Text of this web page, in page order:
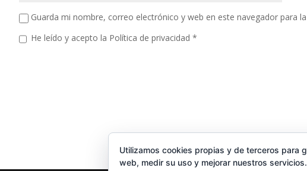
Guarda mi nombre, correo electrónico y web en este navegador para
He leído y acepto la Política de privacidad *
Utilizamos cookies propias y de terceros para
web, medir su uso y mejorar nuestros